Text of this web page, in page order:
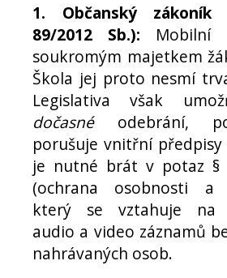
1. Občanský zákoník
89/2012 Sb.): Mobilní
soukromým majetkem
Škola jej proto nesmí
Legislativa však
dočasnéodebrání,
porušuje vnitřní předpisy
je nutné brát v potaz §
(ochrana osobnosti a
který se vztahuje na
audio a video záznamů
nahrávaných osob.